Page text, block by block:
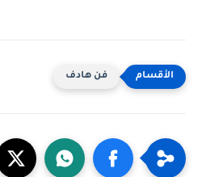
فن هادف